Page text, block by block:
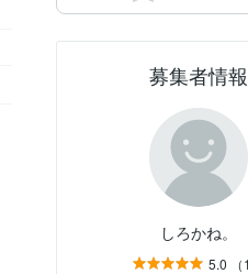
募集者情報
しろかね。
5.0